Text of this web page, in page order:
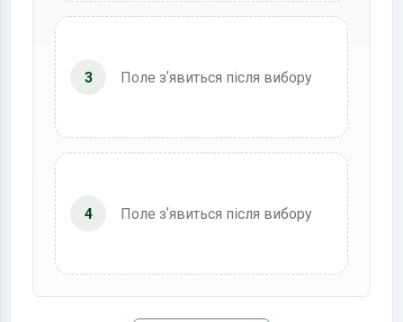
3 Поле зʼявиться після вибору
4 Поле зʼявиться після вибору